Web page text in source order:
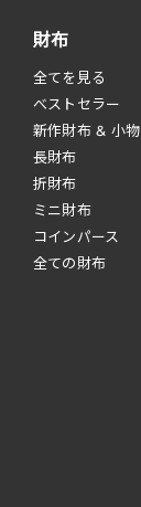
財布
全てを見る
べストセラー
新作財布 & 小物
長財布
折財布
ミニ財布
コインパース
全ての財布